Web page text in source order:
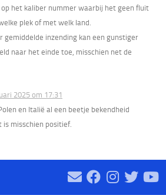
op het kaliber nummer waarbij het geen fluit
plek of met welk land.
gemiddelde inzending kan een gunstiger
naar het einde toe, misschien net de
2025 om 17:31
en Italië al een beetje bekendheid
is misschien positief.